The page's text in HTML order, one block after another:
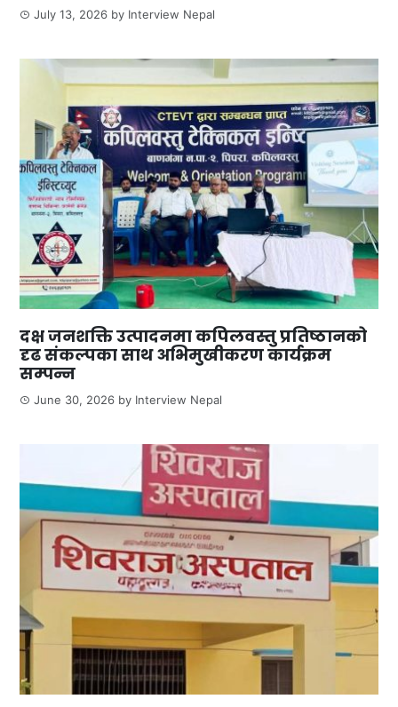
July 13, 2026 by Interview Nepal
दक्ष जनशक्ति उत्पादनमा कपिलवस्तु प्रतिष्ठानको
दृढ संकल्पका साथ अभिमुखीकरण कार्यक्रम
सम्पन्न
June 30, 2026 by Interview Nepal